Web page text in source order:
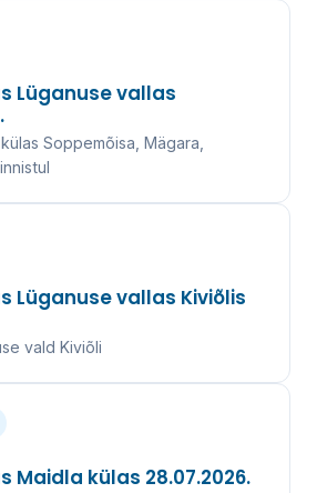
Lüganuse vallas
Soppemõisa, Mägara,
Lüganuse vallas Kiviõlis
vald Kiviõli
Maidla külas 28.07.2026.